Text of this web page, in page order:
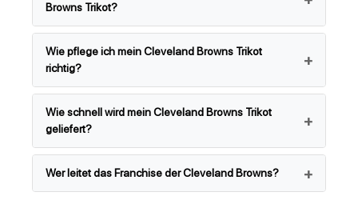
Browns Trikot?
Wie pflege ich mein Cleveland Browns Trikot
richtig?
Wie schnell wird mein Cleveland Browns Trikot
geliefert?
Wer leitet das Franchise der Cleveland Browns?